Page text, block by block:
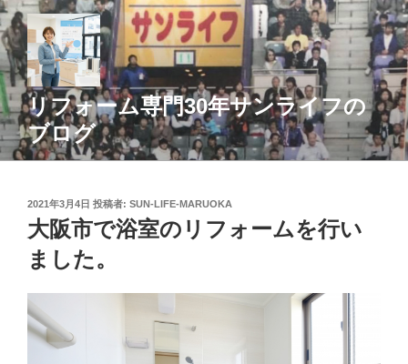
コ
ン
テ
ン
ツ
へ
ス
キ
リフォーム専門30年サンライフの
ブログ
投
日:
2021年3月4日 投稿者: SUN-LIFE-MARUOKA
大阪市で浴室のリフォームを行い
ました。